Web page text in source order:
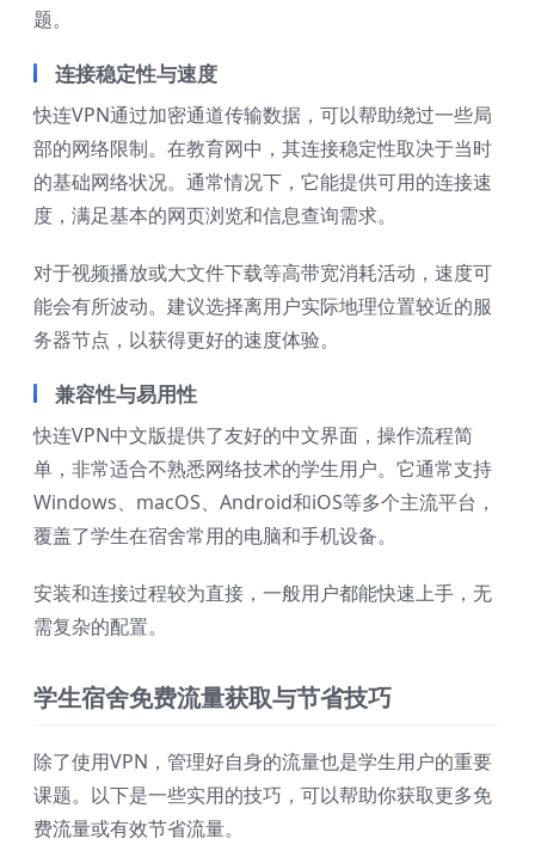
题。
连接稳定性与速度
快连VPN通过加密通道传输数据，可以帮助绕过一些局
部的网络限制。在教育网中，其连接稳定性取决于当时
的基础网络状况。通常情况下，它能提供可用的连接速
度，满足基本的网页浏览和信息查询需求。
对于视频播放或大文件下载等高带宽消耗活动，速度可
能会有所波动。建议选择离用户实际地理位置较近的服
务器节点，以获得更好的速度体验。
兼容性与易用性
快连VPN中文版提供了友好的中文界面，操作流程简
单，非常适合不熟悉网络技术的学生用户。它通常支持
Windows、macOS、Android和iOS等多个主流平台，
覆盖了学生在宿舍常用的电脑和手机设备。
安装和连接过程较为直接，一般用户都能快速上手，无
需复杂的配置。
学生宿舍免费流量获取与节省技巧
除了使用VPN，管理好自身的流量也是学生用户的重要
课题。以下是一些实用的技巧，可以帮助你获取更多免
费流量或有效节省流量。